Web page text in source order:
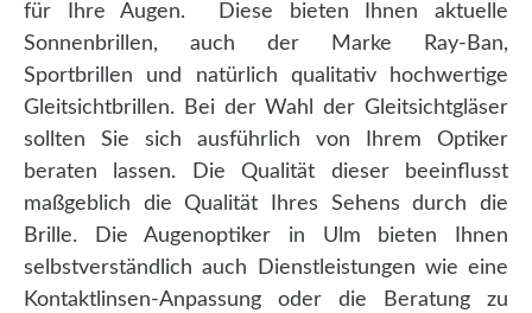
für Ihre Augen. Diese bieten Ihnen aktuelle
Sonnenbrillen, auch der Marke Ray-Ban,
Sportbrillen und natürlich qualitativ hochwertige
Gleitsichtbrillen. Bei der Wahl der Gleitsichtgläser
sollten Sie sich ausführlich von Ihrem Optiker
beraten lassen. Die Qualität dieser beeinflusst
maßgeblich die Qualität Ihres Sehens durch die
Brille. Die Augenoptiker in Ulm bieten Ihnen
selbstverständlich auch Dienstleistungen wie eine
Kontaktlinsen-Anpassung oder die Beratung zu